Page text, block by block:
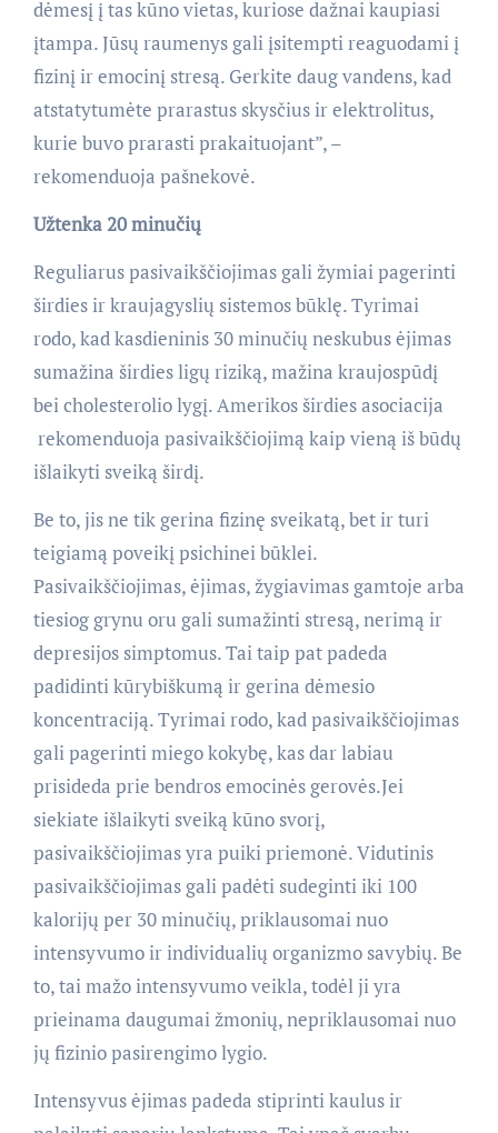
dėmesį į tas kūno vietas, kuriose dažnai kaupiasi
įtampa. Jūsų raumenys gali įsitempti reaguodami į
fizinį ir emocinį stresą. Gerkite daug vandens, kad
atstatytumėte prarastus skysčius ir elektrolitus,
kurie buvo prarasti prakaituojant”, –
rekomenduoja pašnekovė.
Užtenka 20 minučių
Reguliarus pasivaikščiojimas gali žymiai pagerinti
širdies ir kraujagyslių sistemos būklę. Tyrimai
rodo, kad kasdieninis 30 minučių neskubus ėjimas
sumažina širdies ligų riziką, mažina kraujospūdį
bei cholesterolio lygį. Amerikos širdies asociacija
rekomenduoja pasivaikščiojimą kaip vieną iš būdų
išlaikyti sveiką širdį.
Be to, jis ne tik gerina fizinę sveikatą, bet ir turi
teigiamą poveikį psichinei būklei.
Pasivaikščiojimas, ėjimas, žygiavimas gamtoje arba
tiesiog grynu oru gali sumažinti stresą, nerimą ir
depresijos simptomus. Tai taip pat padeda
padidinti kūrybiškumą ir gerina dėmesio
koncentraciją. Tyrimai rodo, kad pasivaikščiojimas
gali pagerinti miego kokybę, kas dar labiau
prisideda prie bendros emocinės gerovės.Jei
siekiate išlaikyti sveiką kūno svorį,
pasivaikščiojimas yra puiki priemonė. Vidutinis
pasivaikščiojimas gali padėti sudeginti iki 100
kalorijų per 30 minučių, priklausomai nuo
intensyvumo ir individualių organizmo savybių. Be
to, tai mažo intensyvumo veikla, todėl ji yra
prieinama daugumai žmonių, nepriklausomai nuo
jų fizinio pasirengimo lygio.
Intensyvus ėjimas padeda stiprinti kaulus ir